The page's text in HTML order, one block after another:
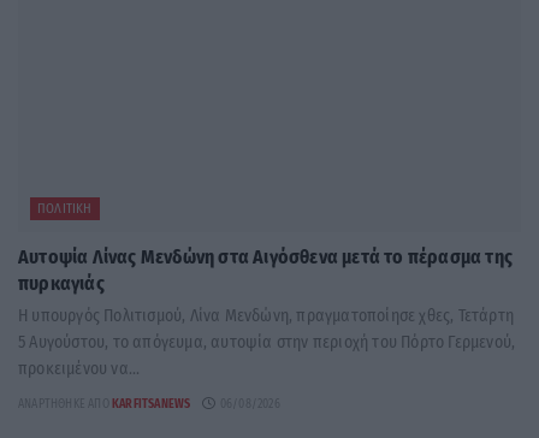
ΠΟΛΙΤΙΚΉ
Αυτοψία Λίνας Μενδώνη στα Αιγόσθενα μετά το πέρασμα της
πυρκαγιάς
Η υπουργός Πολιτισμού, Λίνα Μενδώνη, πραγματοποίησε χθες, Τετάρτη
5 Αυγούστου, το απόγευμα, αυτοψία στην περιοχή του Πόρτο Γερμενού,
προκειμένου να...
ΑΝΑΡΤΉΘΗΚΕ ΑΠΌ KARFITSANEWS